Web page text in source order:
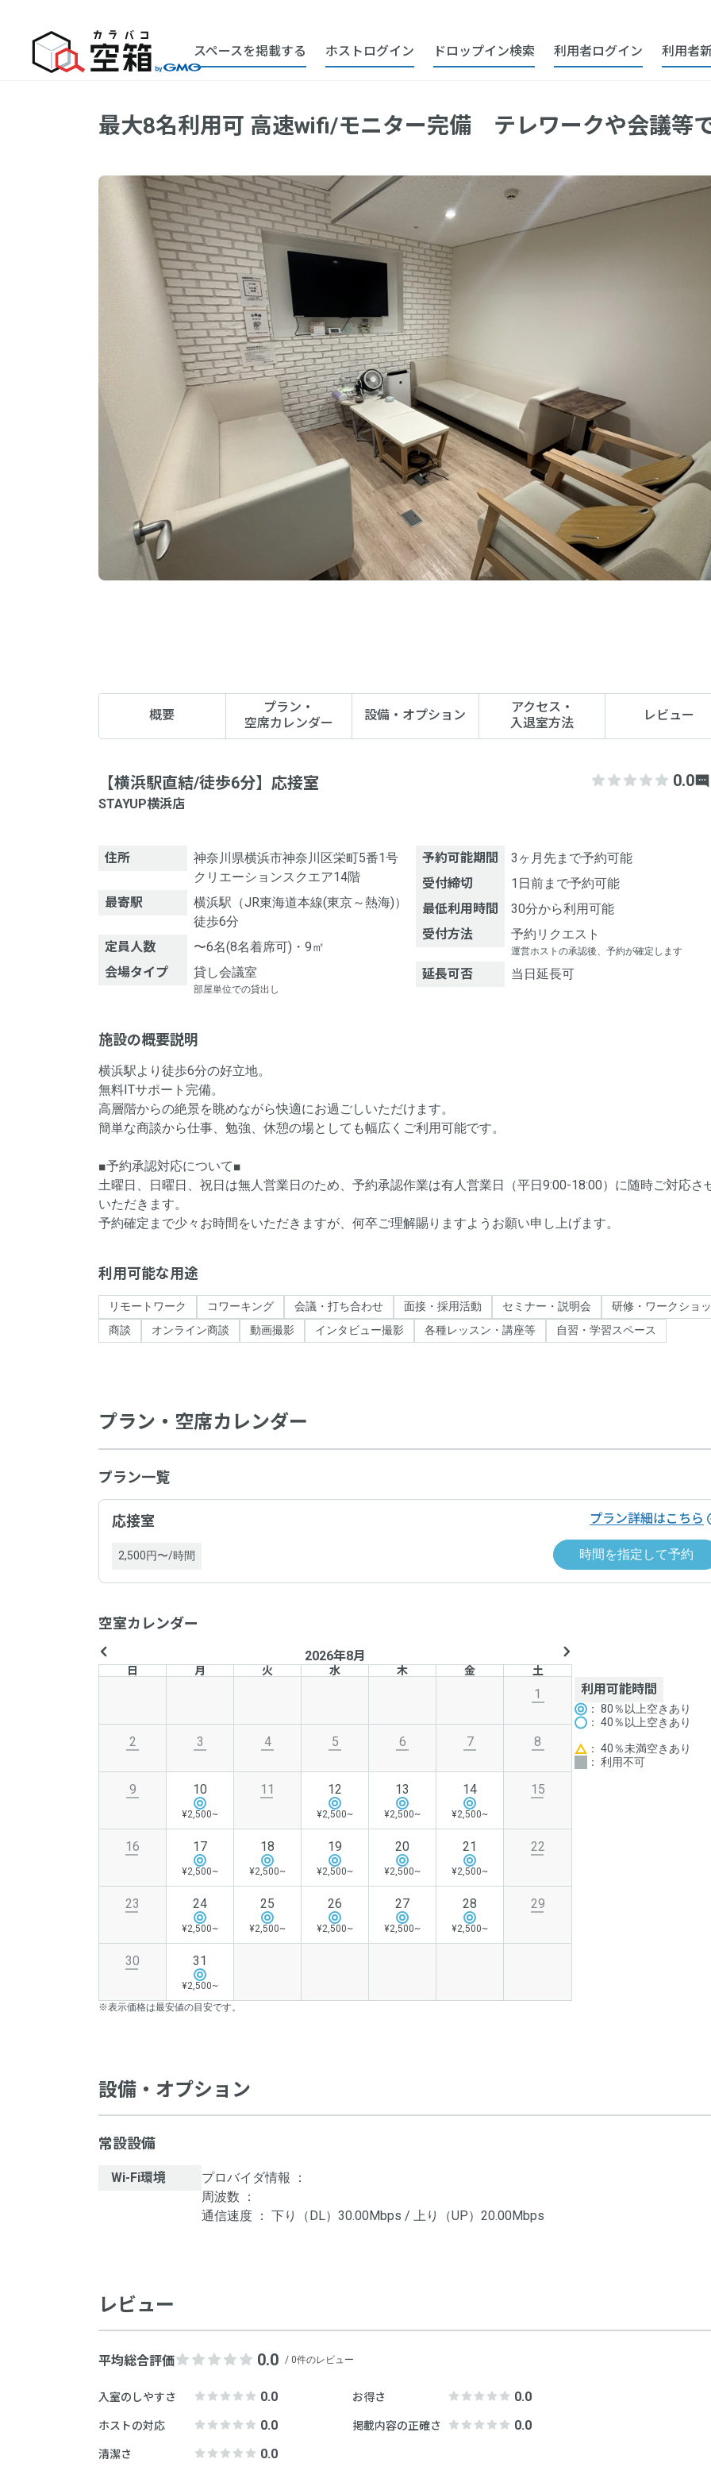
スペースを掲載する ホストログイン ドロップイン検索 利用者ログイン 利用者
リモートワーク
最大8名利用可 高速wifi/モニター完備 テレワークや会議等
概要
プラン ・
空席カレンダー
設備・オプション
アクセス ・
入退室方法
レビュー
【横浜駅直結/徒歩6分】応接室
STAYUP横浜店
0.0
住所
神奈川県横浜市神奈川区栄町5番1号
クリエーションスクエア14階
最寄駅
横浜駅（JR東海道本線(東京～熱海)）
徒歩6分
定員人数
〜6名(8名着席可)・9㎡
会場タイプ
貸し会議室
部屋単位での貸出し
予約可能期間
3ヶ月先まで予約可能
受付締切
1日前まで予約可能
最低利用時間
30分から利用可能
受付方法
予約リクエスト
運営ホストの承認後、予約が確定します
延長可否 当日延長可
施設の概要説明
横浜駅より徒歩6分の好立地。
無料ITサポート完備。
高層階からの絶景を眺めながら快適にお過ごしいただけます。
簡単な商談から仕事、勉強、休憩の場としても幅広くご利用可能です。
■予約承認対応について■
土曜日、日曜日、祝日は無人営業日のため、予約承認作業は有人営業日（平日9:00-18:00）に随時ご対応さ
いただきます。
利用可能な用途
リモートワーク コワーキング 会議・打ち合わせ 面接・採用活動 セミナー・説明会
研修・ワークショ
商談
オンライン商談 動画撮影 インタビュー撮影 各種レッスン・講座等 自習・学習スペース
プラン・空席カレンダー
プラン一覧
応接室
2,500円〜/時間
プラン詳細はこちら
時間を指定して予約
空室カレンダー
2026年8月
日 月 火 水 木 金 土
1
2 3 4 5 6 7 8
9 10
¥2,500~
11 12
¥2,500~
13
¥2,500~
14
¥2,500~
15
16 17
¥2,500~
18
¥2,500~
19
¥2,500~
20
¥2,500~
21
¥2,500~
22
23 24
¥2,500~
25
¥2,500~
26
¥2,500~
27
¥2,500~
28
¥2,500~
29
30 31
¥2,500~
※表示価格は最安値の目安です。
利用可能時間
： 80％以上空きあり
： 40％以上空きあり
： 40％未満空きあり
： 利用不可
設備・オプション
常設設備
Wi-Fi環境
プロバイダ情報 ：
周波数 ：
通信速度 ： 下り（DL）30.00Mbps / 上り（UP）20.00Mbps
レビュー
平均総合評価 0.0 / 0件のレビュー
入室のしやすさ 0.0
ホストの対応 0.0
清潔さ 0.0
お得さ 0.0
掲載内容の正確さ 0.0